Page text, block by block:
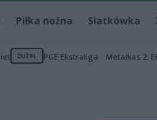
Piłka nożna Siatkówka
ŻUŻEL PGE Ekstraliga Metalkas 2.